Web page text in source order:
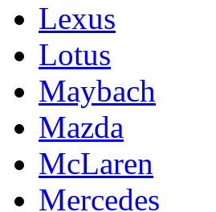
Lexus
Lotus
Maybach
Mazda
McLaren
Mercedes